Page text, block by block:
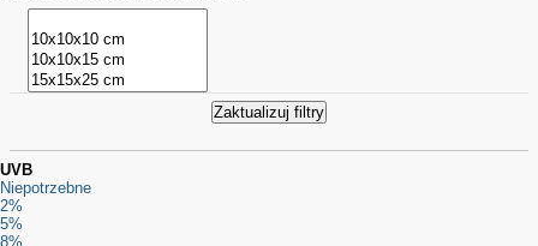
UVB
Niepotrzebne
2%
5%
8%